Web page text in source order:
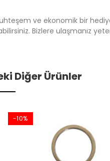
ve ekonomik bir
Bizlere ulaşmanız
Diğer Ürünler
-10%